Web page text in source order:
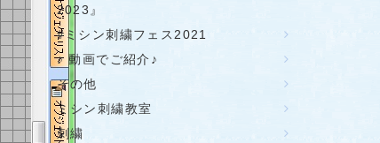
2023』
#ミシン刺繍フェス2021
♪ 動画でご紹介♪
その他
ミシン刺繍教室
刺繍